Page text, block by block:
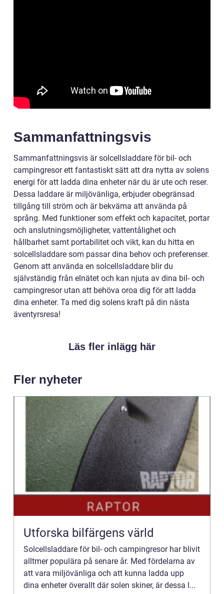
Sammanfattningsvis
Sammanfattningsvis är solcellsladdare för bil- och
campingresor ett fantastiskt sätt att dra nytta av solens
energi för att ladda dina enheter när du är ute och reser.
Dessa laddare är miljövänliga, erbjuder obegränsad
tillgång till ström och är bekväma att använda på
språng. Med funktioner som effekt och kapacitet, portar
och anslutningsmöjligheter, vattentålighet och
hållbarhet samt portabilitet och vikt, kan du hitta en
solcellsladdare som passar dina behov och preferenser.
Genom att använda en solcellsladdare blir du
självständig från elnätet och kan njuta av dina bil- och
campingresor utan att behöva oroa dig för att ladda
dina enheter. Ta med dig solens kraft på din nästa
äventyrsresa!
Läs fler inlägg här
Fler nyheter
Utforska bilfärgens värld
Solcellsladdare för bil- och campingresor har blivit
alltmer populära på senare år. Med fördelarna av
att vara miljövänliga och att kunna ladda upp
dina enheter överallt där solen skiner, är dessa l...